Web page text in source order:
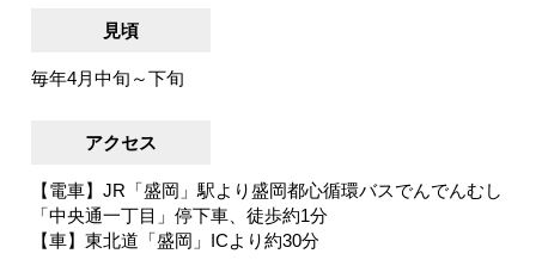
見頃
毎年4月中旬～下旬
アクセス
【電車】JR「盛岡」駅より盛岡都心循環バスでんでんむし
「中央通一丁目」停下車、徒歩約1分
【車】東北道「盛岡」ICより約30分